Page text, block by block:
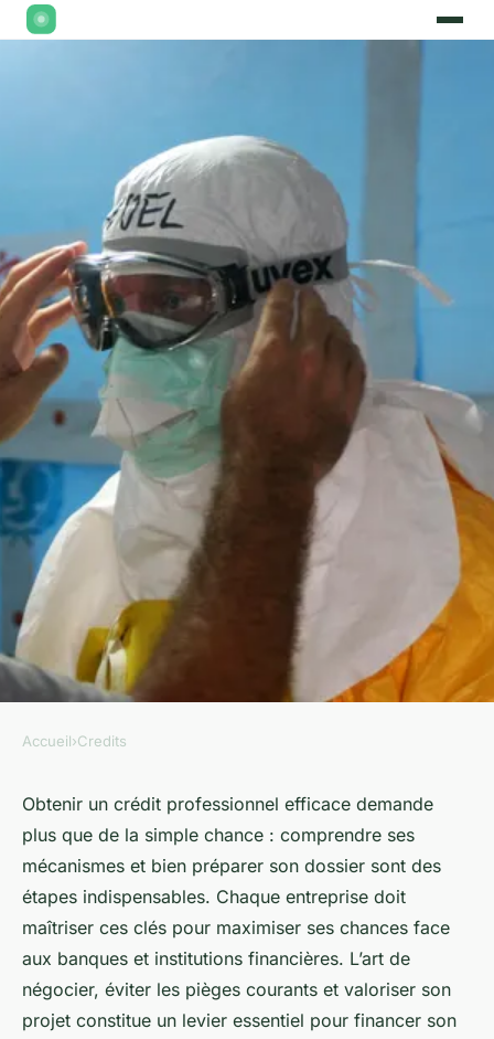
Les clés du crédit
professionnel : astuces
indispensables à connaître
Lucie•23 octobre 2025•9 min de lecture
Accueil›Credits
Obtenir un crédit professionnel efficace demande
plus que de la simple chance : comprendre ses
mécanismes et bien préparer son dossier sont des
étapes indispensables. Chaque entreprise doit
maîtriser ces clés pour maximiser ses chances face
aux banques et institutions financières. L’art de
négocier, éviter les pièges courants et valoriser son
projet constitue un levier essentiel pour financer son